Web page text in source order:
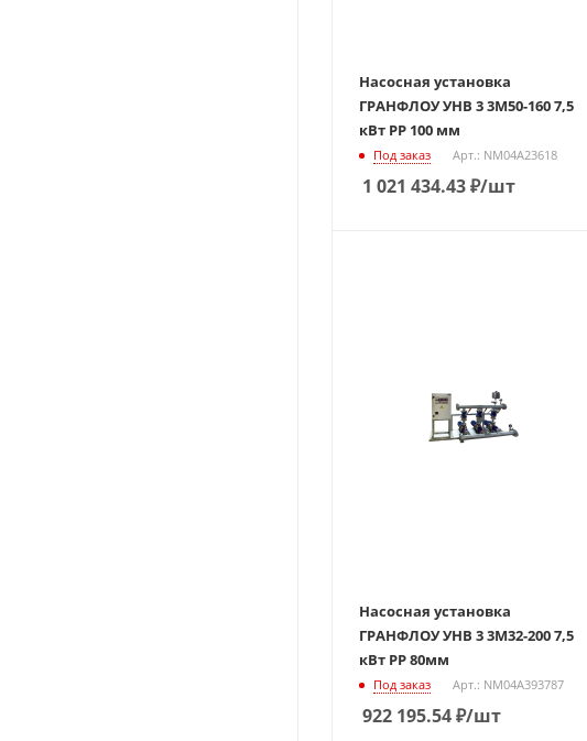
Насосная установка
ГРАНФЛОУ УНВ 3 3М50-160 7,5
кВт РР 100 мм
Под заказ Арт.: NM04A23618
1 021 434.43₽/шт
Насосная установка
ГРАНФЛОУ УНВ 3 3М32-200 7,5
кВт РР 80мм
Под заказ Арт.: NM04A393787
922 195.54₽/шт